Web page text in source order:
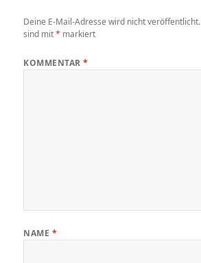
Deine E-Mail-Adresse wird nicht veröffentlicht.
sind mit* markiert
KOMMENTAR*
NAME *